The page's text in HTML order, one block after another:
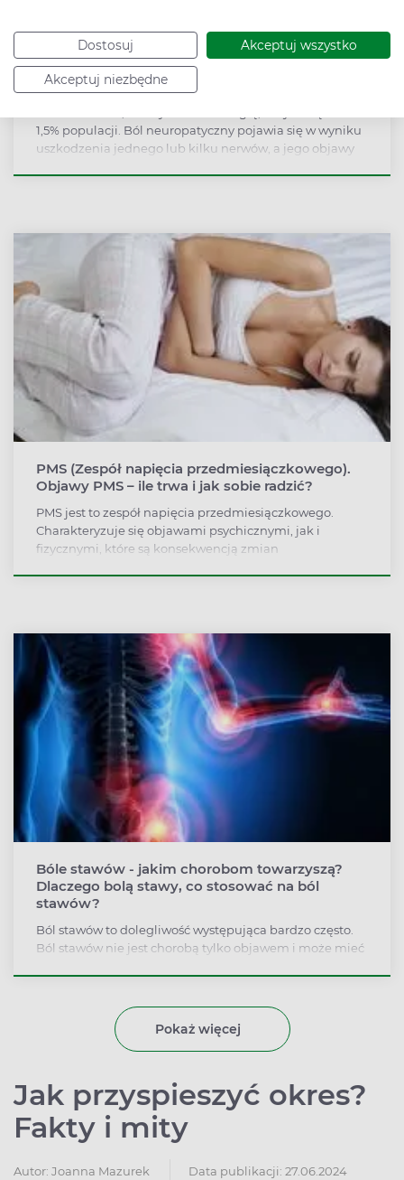
Dostosuj Akceptuj wszystko
Akceptuj niezbędne
Nerwobóle – objawy, przyczyny i leczenie
neuralgii
1,5% populacji. Ból neuropatyczny pojawia się w wyniku
uszkodzenia jednego lub kilku nerwów, a jego objawy
czy ból jest neuropatyczny i kiedy trzeba iść do
neurologa?
PMS (Zespół napięcia przedmiesiączkowego).
Objawy PMS – ile trwa i jak sobie radzić?
PMS jest to zespół napięcia przedmiesiączkowego.
Charakteryzuje się objawami psychicznymi, jak i
fizycznymi, które są konsekwencją zmian
sposoby leczenia i łagodzenia objawów PMS.
Bóle stawów - jakim chorobom towarzyszą?
Dlaczego bolą stawy, co stosować na ból
stawów?
Ból stawów to dolegliwość występująca bardzo często.
Ból stawów nie jest chorobą tylko objawem i może mieć
Pokaż więcej
Jak przyspieszyć okres?
Fakty i mity
Autor: Joanna Mazurek Data publikacji: 27.06.2024